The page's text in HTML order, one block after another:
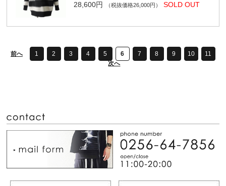
28,600円
（税抜価格26,000円） SOLD OUT
前へ 1 2 3 4 5 6 7 8 9 10
11
次へ